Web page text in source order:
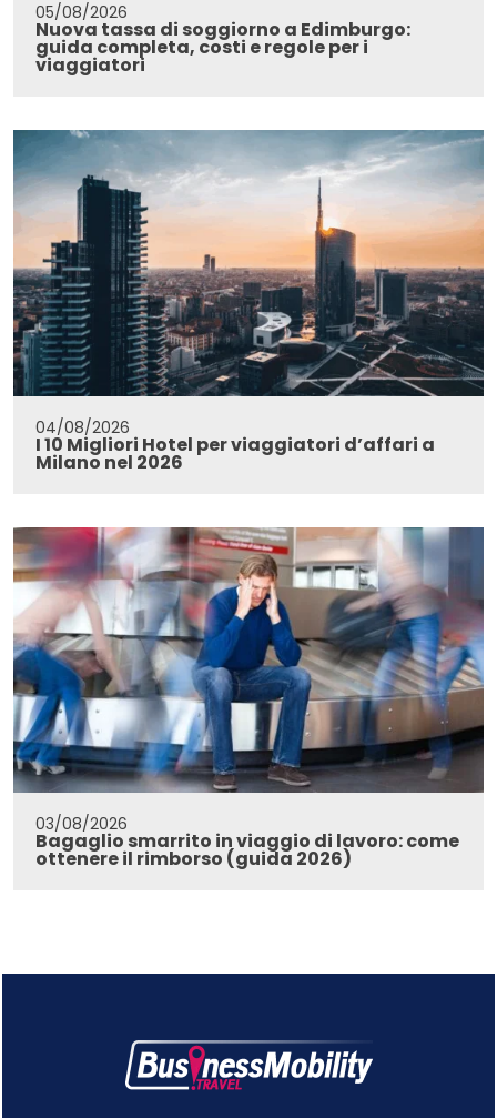
05/08/2026
Nuova tassa di soggiorno a Edimburgo:
guida completa, costi e regole per i
viaggiatori
04/08/2026
I 10 Migliori Hotel per viaggiatori d’affari a
Milano nel 2026
03/08/2026
Bagaglio smarrito in viaggio di lavoro: come
ottenere il rimborso (guida 2026)